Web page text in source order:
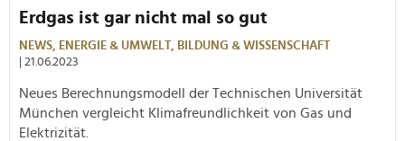
Erdgas ist gar nicht mal so gut
NEWS, ENERGIE & UMWELT,
BILDUNG & WISSENSCHAFT
| 21.06.2023
Neues Berechnungsmodell der Technischen Universität
München vergleicht Klimafreundlichkeit von Gas und
Elektrizität.